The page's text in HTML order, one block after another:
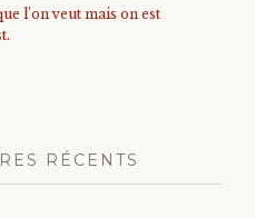
l’on veut mais on est
RÉCENTS